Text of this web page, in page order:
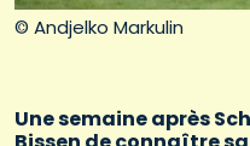
© Andjelko Markulin
Une semaine après